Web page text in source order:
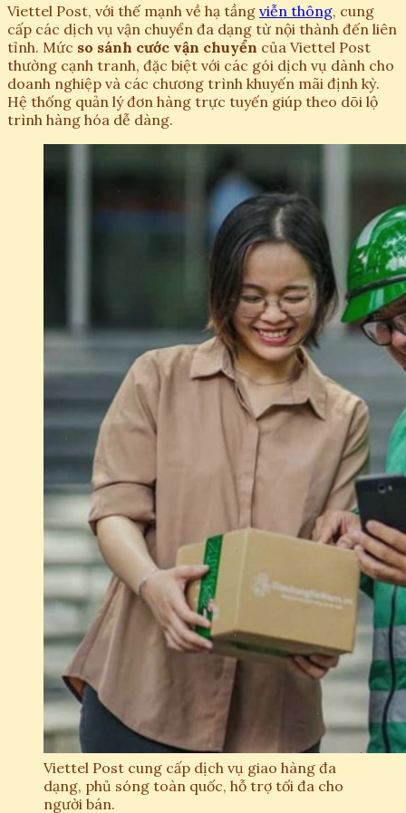
Viettel Post, với thế mạnh về hạ tầng viễn thông, cung
cấp các dịch vụ vận chuyển đa dạng từ nội thành đến liên
tỉnh. Mức so sánh cước vận chuyển của Viettel Post
thường cạnh tranh, đặc biệt với các gói dịch vụ dành cho
doanh nghiệp và các chương trình khuyến mãi định kỳ.
Hệ thống quản lý đơn hàng trực tuyến giúp theo dõi lộ
trình hàng hóa dễ dàng.
Viettel Post cung cấp dịch vụ giao hàng đa
dạng, phủ sóng toàn quốc, hỗ trợ tối đa cho
người bán.